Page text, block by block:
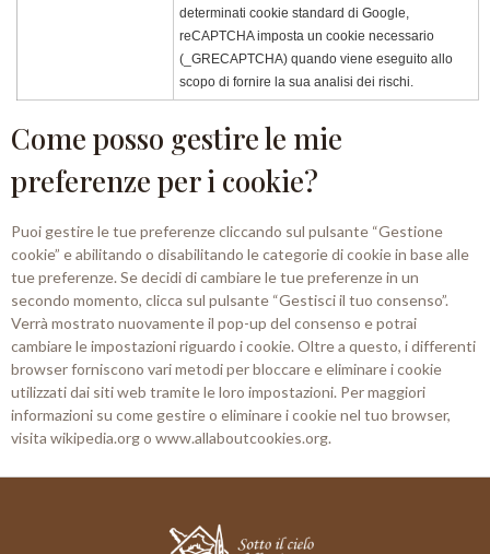
determinati cookie standard di Google,
reCAPTCHA imposta un cookie necessario
(_GRECAPTCHA) quando viene eseguito allo
scopo di fornire la sua analisi dei rischi.
Come posso gestire le mie
preferenze per i cookie?
Puoi gestire le tue preferenze cliccando sul pulsante “Gestione
cookie” e abilitando o disabilitando le categorie di cookie in base alle
tue preferenze. Se decidi di cambiare le tue preferenze in un
secondo momento, clicca sul pulsante “Gestisci il tuo consenso”.
Verrà mostrato nuovamente il pop-up del consenso e potrai
cambiare le impostazioni riguardo i cookie. Oltre a questo, i differenti
browser forniscono vari metodi per bloccare e eliminare i cookie
utilizzati dai siti web tramite le loro impostazioni. Per maggiori
informazioni su come gestire o eliminare i cookie nel tuo browser,
visita wikipedia.org o www.allaboutcookies.org.